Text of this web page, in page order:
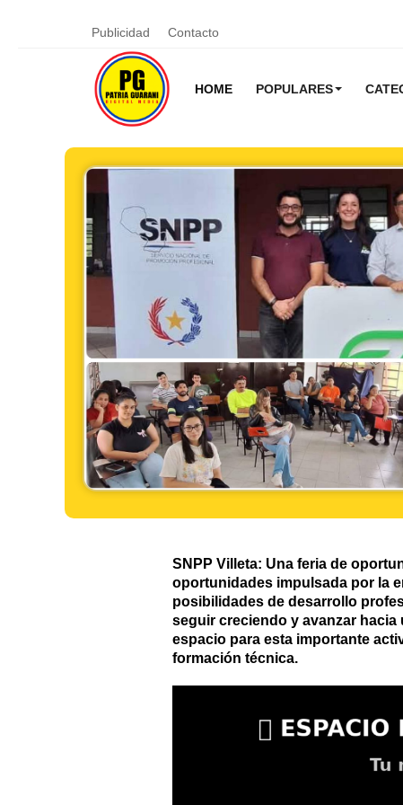
Publicidad Contacto
HOME POPULARES
SNPP Villeta: Una feria de
oportunidades impulsada por la
posibilidades de desarrollo
seguir creciendo y avanzar hacia
espacio para esta importante
formación técnica.